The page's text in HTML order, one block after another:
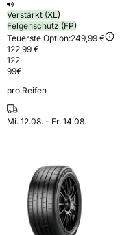
Verstärkt (XL)
Felgenschutz (FP)
Teuerste Option:249,99 €
122,99 €
122
99€
pro Reifen
Mi. 12.08. - Fr. 14.08.